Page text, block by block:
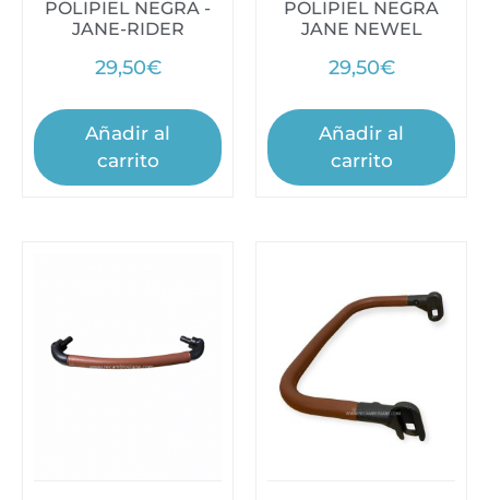
POLIPIEL NEGRA -
JANE-RIDER
29,50€
Añadir al
carrito
POLIPIEL NEGRA
JANE NEWEL
29,50€
Añadir al
carrito